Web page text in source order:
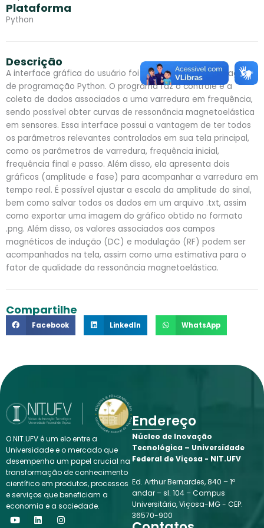
Plataforma
Python
Descrição
A interface gráfica do usuário foi desenvolvida na linguagem
de programação Python. O programa faz o controle e a
coleta de dados associados a uma varredura em frequência,
sendo possível obter curvas de ressonância magnetoelástica
em sensores. Essa interface possui a vantagem de ter todos
os parâmetros relevantes controlados em sua tela principal,
como os parâmetros de varredura, frequência inicial,
frequência final e passo. Além disso, ela apresenta dois
gráficos (amplitude e fase) para acompanhar a varredura em
tempo real. É possível ajustar a escala da amplitude do sinal,
bem como salvar todos os dados em um arquivo .txt, assim
como exportar uma imagem do gráfico obtido no formato
.png. Além disso, os valores associados aos campos
magnéticos de indução (DC) e modulação (RF) podem ser
acompanhados na tela, assim como uma estimativa para o
fator de qualidade da ressonância magnetoelástica.
Compartilhe
Facebook LinkedIn WhatsApp
O NIT.UFV é um elo entre a
Universidade e o mercado que
desempenha um papel crucial na
transformação de conhecimento
científico em produtos, processos
e serviços que beneficiam a
economia e a sociedade.
Y
o
L
i
I
n
Endereço
Núcleo de Inovação
Tecnológica – Universidade
Federal de Viçosa - NIT.UFV
Ed. Arthur Bernardes, 840 – 1º
andar – sl. 104 – Campus
Universitário, Viçosa-MG - CEP:
36570-900